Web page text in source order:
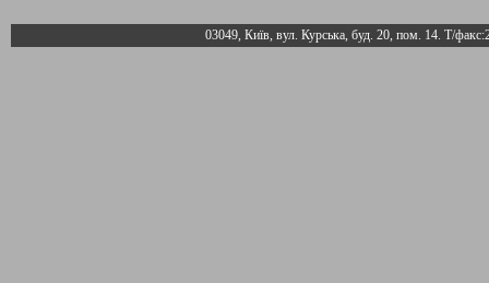
03049, Київ, вул. Курська, буд. 20, пом. 14. Т/